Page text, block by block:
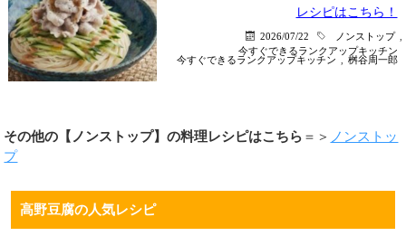
レシピはこちら！
2026/07/22 ノンストップ
今すぐできるランクアップキッチン
今すぐできるランクアップキッチン
桝谷周一郎
その他の【ノンストップ】の料理レシピはこちら ＝＞ ノンストッ
プ
高野豆腐の人気レシピ